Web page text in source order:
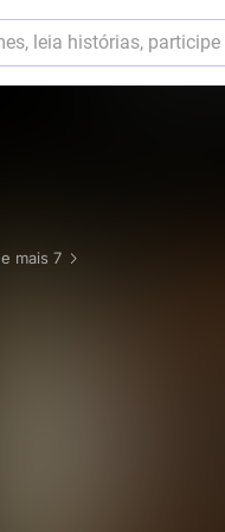
e mais 7